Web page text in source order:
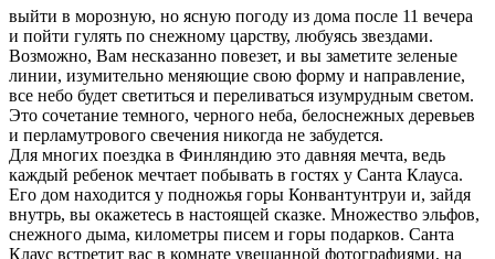
выйти в морозную, но ясную погоду из дома после 11 вечера
и пойти гулять по снежному царству, любуясь звездами.
Возможно, Вам несказанно повезет, и вы заметите зеленые
линии, изумительно меняющие свою форму и направление,
все небо будет светиться и переливаться изумрудным светом.
Это сочетание темного, черного неба, белоснежных деревьев
и перламутрового свечения никогда не забудется.
Для многих поездка в Финляндию это давняя мечта, ведь
каждый ребенок мечтает побывать в гостях у Санта Клауса.
Его дом находится у подножья горы Конвантунтруи и, зайдя
внутрь, вы окажетесь в настоящей сказке. Множество эльфов,
снежного дыма, километры писем и горы подарков. Санта
Клаус встретит вас в комнате увешанной фотографиями, на